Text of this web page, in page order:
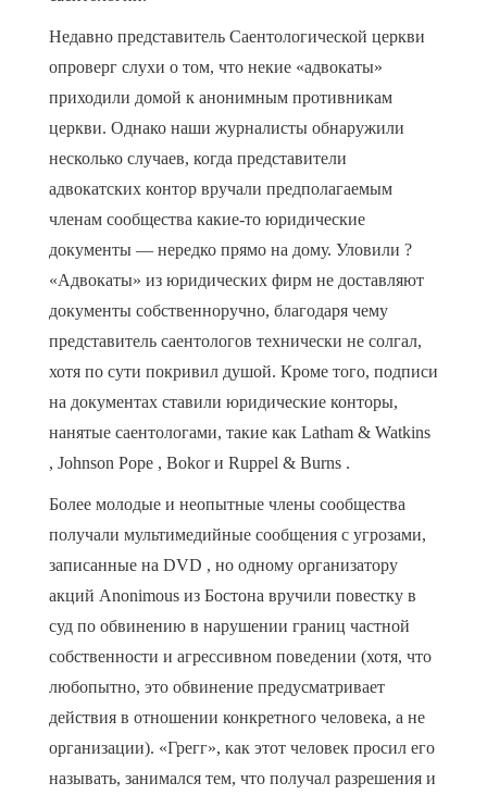
Недавно представитель Саентологической церкви
опроверг слухи о том, что некие «адвокаты»
приходили домой к анонимным противникам
церкви. Однако наши журналисты обнаружили
несколько случаев, когда представители
адвокатских контор вручали предполагаемым
членам сообщества какие-то юридические
документы — нередко прямо на дому. Уловили ?
«Адвокаты» из юридических фирм не доставляют
документы собственноручно, благодаря чему
представитель саентологов технически не солгал,
хотя по сути покривил душой. Кроме того, подписи
на документах ставили юридические конторы,
нанятые саентологами, такие как Latham & Watkins
, Johnson Pope , Bokor и Ruppel & Burns .
Более молодые и неопытные члены сообщества
получали мультимедийные сообщения с угрозами,
записанные на DVD , но одному организатору
акций Anonimous из Бостона вручили повестку в
суд по обвинению в нарушении границ частной
собственности и агрессивном поведении (хотя, что
любопытно, это обвинение предусматривает
действия в отношении конкретного человека, а не
организации). «Грегг», как этот человек просил его
называть, занимался тем, что получал разрешения и